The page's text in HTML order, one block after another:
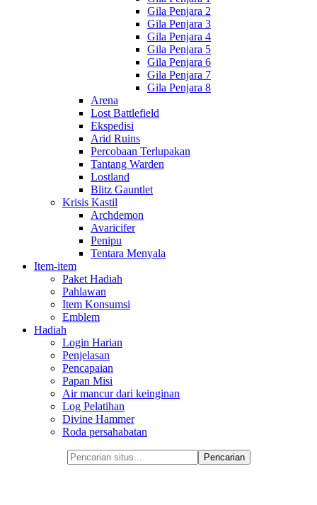
Gila Penjara 2
Gila Penjara 3
Gila Penjara 4
Gila Penjara 5
Gila Penjara 6
Gila Penjara 7
Gila Penjara 8
Arena
Lost Battlefield
Ekspedisi
Arid Ruins
Percobaan Terlupakan
Tantang Warden
Lostland
Blitz Gauntlet
Krisis Kastil
Archdemon
Avaricifer
Penipu
Tentara Menyala
Item-item
Paket Hadiah
Pahlawan
Item Konsumsi
Emblem
Hadiah
Login Harian
Penjelasan
Pencapaian
Papan Misi
Air mancur dari keinginan
Log Pelatihan
Divine Hammer
Roda persahabatan